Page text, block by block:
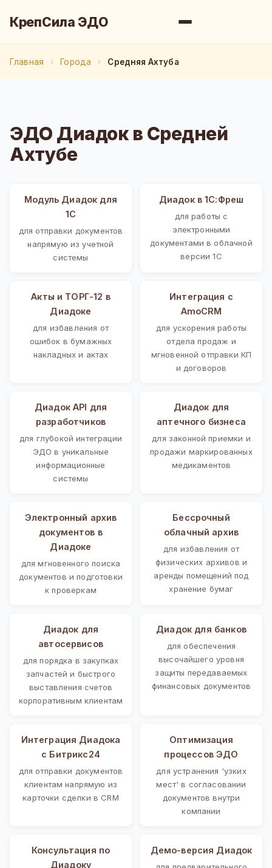
КрепСила ЭДО
Главная Города Средняя Ахтуба
ЭДО Диадок в Средней
Ахтубе
Модуль Диадок для
1С
для отправки документов
напрямую из учетной
системы
Диадок в 1С:Фреш
для работы с
электронными
документами в облачной
версии 1С
Акты и ТОРГ-12 в
Диадоке
для избавления от
ошибок в бумажных
накладных и актах
Интеграция с
AmoCRM
для ускорения работы
отдела продаж и
мгновенной отправки КП
и договоров
Диадок API для
разработчиков
для глубокой интеграции
ЭДО в уникальные
информационные
системы
Диадок для
аптечного бизнеса
для законной приемки и
продажи маркированных
медикаментов
Электронный архив
документов в
Диадоке
для мгновенного поиска
документов и подготовки
к проверкам
Бессрочный
облачный архив
для избавления от
физических архивов и
аренды помещений под
хранение бумаг
Диадок для
автосервисов
для порядка в закупках
запчастей и быстрого
выставления счетов
корпоративным клиентам
Диадок для банков
для обеспечения
высочайшего уровня
защиты передаваемых
финансовых документов
Интеграция Диадока
с Битрикс24
для отправки документов
клиентам напрямую из
карточки сделки в CRM
Оптимизация
процессов ЭДО
для устранения 'узких
мест' в согласовании
документов внутри
компании
Консультация по
Диадоку
Демо-версия Диадок